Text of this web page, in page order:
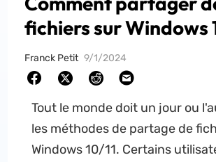
fichiers sur Windows
Franck Petit 9/1/2024
Tout le monde doit un jour ou
les méthodes de partage de
Windows 10/11. Certains